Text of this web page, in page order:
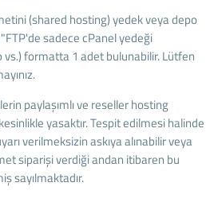
(shared hosting) yedek veya depo
sadece cPanel yedeği
vs.) formatta 1 adet bulunabilir. Lütfen
paylaşımlı ve reseller hosting
yasaktır. Tespit edilmesi halinde
verilmeksizin askıya alınabilir veya
siparişi verdiği andan itibaren bu
sayılmaktadır.